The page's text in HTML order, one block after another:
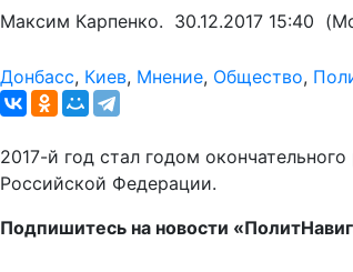
Максим Карпенко. 30.12.2017 15:40
Донбасс, Киев, Мнение, Общество,
2017-й год стал годом
Российской Федерации.
Подпишитесь на новости